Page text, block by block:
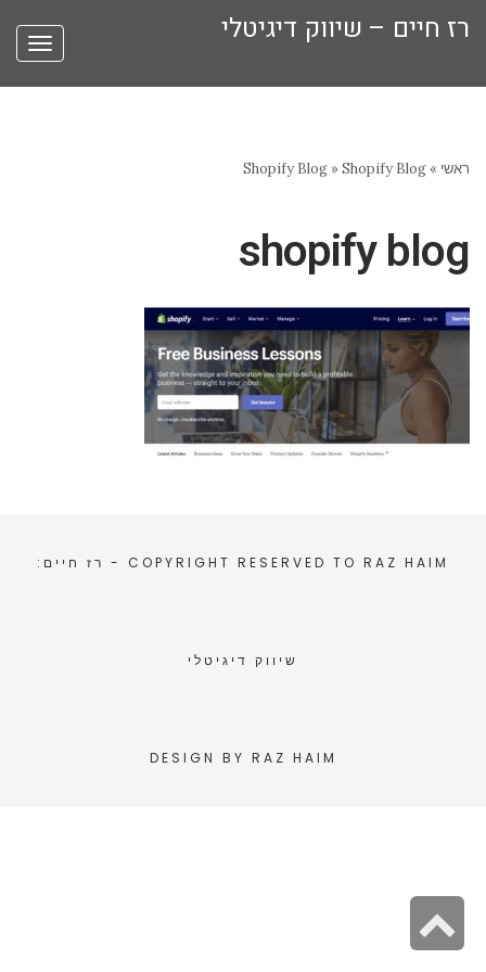
רז חיים – שיווק דיגיטלי
ראשי »
Shopify Blog »Shopify Blog
shopify blog
COPYRIGHT RESERVED TO RAZ HAIM - רז חיים:
שיווק דיגיטלי
DESIGN BY RAZ HAIM
לראש